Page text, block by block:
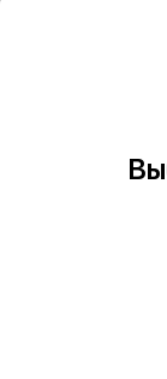
Мельница